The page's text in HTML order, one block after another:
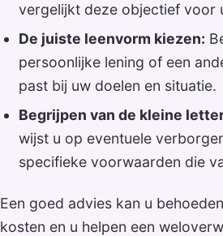
vergelijkt deze objectief voor
De juiste leenvorm kiezen:
persoonlijke lening of een
past bij uw doelen en situatie.
Begrijpen van de kleine
wijst u op eventuele
specifieke voorwaarden die
Een goed advies kan u
kosten en u helpen een